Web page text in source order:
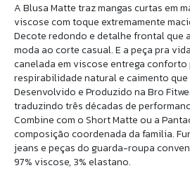
A Blusa Matte traz mangas curtas em
viscose com toque extremamente
Decote redondo e detalhe frontal que
moda ao corte casual. E a peça pra
canelada em viscose entrega conforto
respirabilidade natural e caimento
Desenvolvido e Produzido na Bro
traduzindo três décadas de
Combine com o Short Matte ou a
composição coordenada da familia.
jeans e peças do guarda-roupa
97% viscose, 3% elastano.